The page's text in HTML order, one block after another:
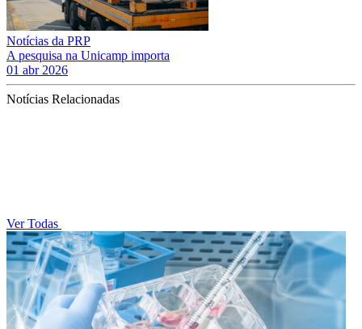
Notícias da PRP
A pesquisa na Unicamp importa
01 abr 2026
Notícias Relacionadas
Ver Todas